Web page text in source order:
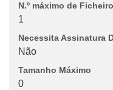
N.º máximo de
1
Necessita Assinatura
Não
Tamanho Máximo
0